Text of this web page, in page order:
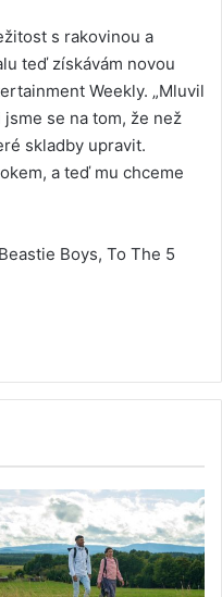
s rakovinou a
teď získávám novou
Weekly. „Mluvil
se na tom, že než
skladby upravit.
a teď mu chceme
Boys, To The 5